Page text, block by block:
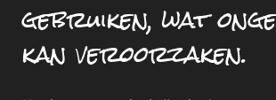
gebruiken, wat
kan veroorzaken.